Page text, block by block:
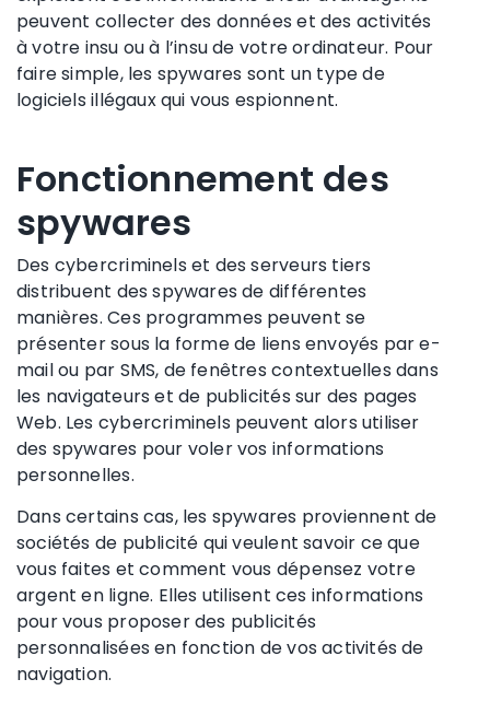
peuvent collecter des données et des activités
à votre insu ou à l’insu de votre ordinateur. Pour
faire simple, les spywares sont un type de
logiciels illégaux qui vous espionnent.
Fonctionnement des
spywares
Des cybercriminels et des serveurs tiers
distribuent des spywares de différentes
manières. Ces programmes peuvent se
présenter sous la forme de liens envoyés par e-
mail ou par SMS, de fenêtres contextuelles dans
les navigateurs et de publicités sur des pages
Web. Les cybercriminels peuvent alors utiliser
des spywares pour voler vos informations
personnelles.
Dans certains cas, les spywares proviennent de
sociétés de publicité qui veulent savoir ce que
vous faites et comment vous dépensez votre
argent en ligne. Elles utilisent ces informations
pour vous proposer des publicités
personnalisées en fonction de vos activités de
navigation.